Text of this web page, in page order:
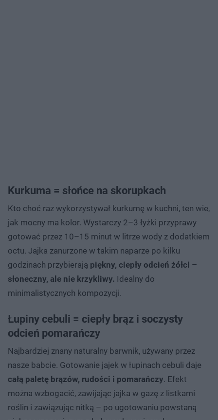
Kurkuma = słońce na skorupkach
Kto choć raz wykorzystywał kurkumę w kuchni, ten wie,
jak mocny ma kolor. Wystarczy 2–3 łyżki przyprawy
gotować przez 10–15 minut w litrze wody z dodatkiem
octu. Jajka zanurzone w takim naparze po kilku
godzinach przybierają piękny, ciepły odcień żółci –
słoneczny, ale nie krzykliwy. Idealny do
minimalistycznych kompozycji.
Łupiny cebuli = ciepły brąz i soczysty
odcień pomarańczy
Najbardziej znany naturalny barwnik, używany przez
nasze babcie. Gotowanie jajek w łupinach cebuli daje
całą paletę brązów, rudości i pomarańczy. Efekt
można wzbogacić, zawijając jajka w gazę z listkami
roślin i zawiązując nitką – po ugotowaniu powstaną